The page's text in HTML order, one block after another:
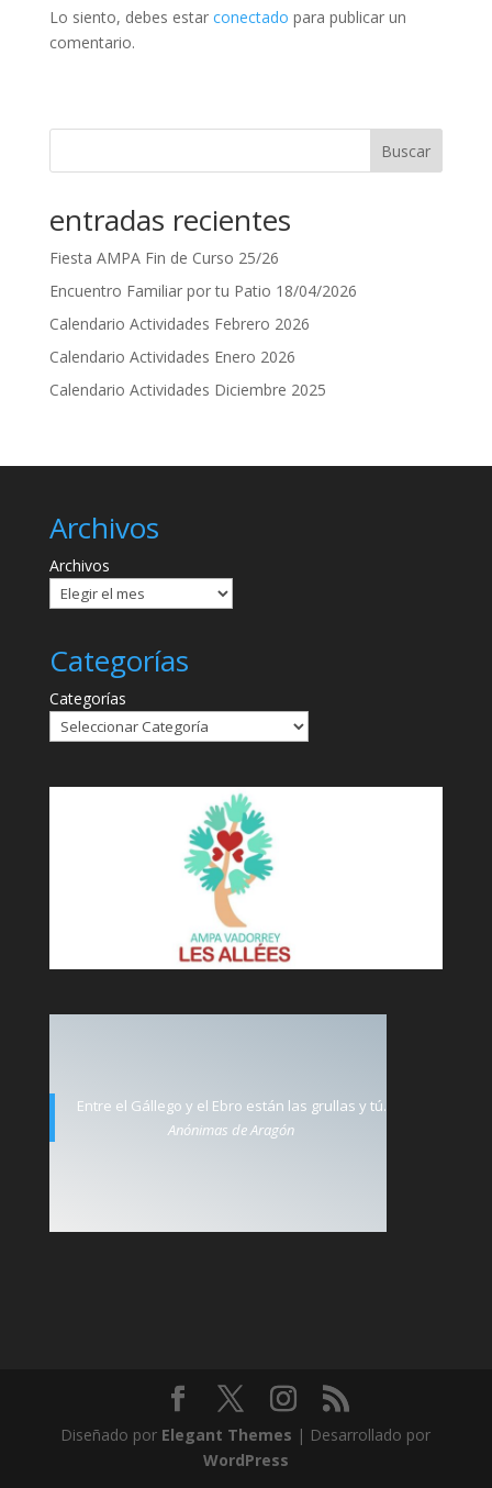
Lo siento, debes estar conectado para publicar un
comentario.
Buscar
entradas recientes
Fiesta AMPA Fin de Curso 25/26
Encuentro Familiar por tu Patio 18/04/2026
Calendario Actividades Febrero 2026
Calendario Actividades Enero 2026
Calendario Actividades Diciembre 2025
Archivos
Archivos
Categorías
Categorías
Entre el Gállego y el Ebro están las grullas y tú.
Anónimas de Aragón
Diseñado por Elegant Themes | Desarrollado por
WordPress